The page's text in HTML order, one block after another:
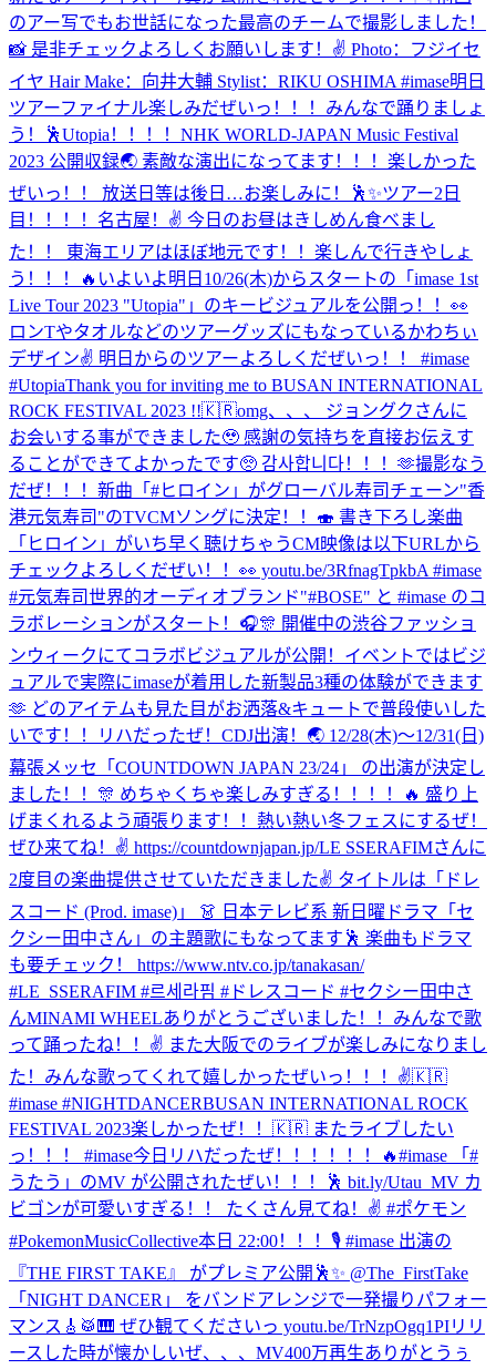
のアー写でもお世話になった最高のチームで撮影しました！
📸 是非チェックよろしくお願いします！✌️ Photo：フジイセ
イヤ Hair Make：向井大輔 Stylist：RIKU OSHIMA #imase明日
ツアーファイナル楽しみだぜいっ！！！みんなで踊りましょ
う！🕺Utopia！！！！ NHK WORLD-JAPAN Music Festival
2023 公開収録🌏 素敵な演出になってます！！！楽しかった
ぜいっ！！ 放送日等は後日…お楽しみに！🕺✨ツアー2日
目！！！！名古屋！✌️ 今日のお昼はきしめん食べまし
た！！ 東海エリアはほぼ地元です！！楽しんで行きやしょ
う！！！🔥 いよいよ明日10/26(木)からスタートの「imase 1st
Live Tour 2023 "Utopia"」のキービジュアルを公開っ！！👀
ロンTやタオルなどのツアーグッズにもなっているかわちぃ
デザイン✌ 明日からのツアーよろしくだぜいっ！！ #imase
#UtopiaThank you for inviting me to BUSAN INTERNATIONAL
ROCK FESTIVAL 2023 !!🇰🇷omg、、、 ジョングクさんに
お会いする事ができました🥹 感謝の気持ちを直接お伝えす
ることができてよかったです🥺 감사합니다！！！🫶撮影なう
だぜ！！！ 新曲「#ヒロイン」がグローバル寿司チェーン"香
港元気寿司"のTVCMソングに決定！！🍣 書き下ろし楽曲
「ヒロイン」がいち早く聴けちゃうCM映像は以下URLから
チェックよろしくだぜい！！👀 youtu.be/3RfnagTpkbA #imase
#元気寿司世界的オーディオブランド"#BOSE" と #imase のコ
ラボレーションがスタート！🎧🎊 開催中の渋谷ファッショ
ンウィークにてコラボビジュアルが公開！イベントではビジ
ュアルで実際にimaseが着用した新製品3種の体験ができます
🫶 どのアイテムも見た目がお洒落&キュートで普段使いした
いです！！
リハだったぜ！ CDJ出演！🌏 12/28(木)〜12/31(日)
幕張メッセ「COUNTDOWN JAPAN 23/24」 の出演が決定し
ました！！🎊 めちゃくちゃ楽しみすぎる！！！！🔥 盛り上
げまくれるよう頑張ります！！熱い熱い冬フェスにするぜ！
ぜひ来てね！✌️ https://countdownjapan.jp/LE SSERAFIMさんに
2度目の楽曲提供させていただきました✌️ タイトルは「ドレ
スコード (Prod. imase)」 👗 日本テレビ系 新日曜ドラマ「セ
クシー田中さん」の主題歌にもなってます🕺 楽曲もドラマ
も要チェック！ https://www.ntv.co.jp/tanakasan/
#LE_SSERAFIM #르세라핌 #ドレスコード #セクシー田中さ
んMINAMI WHEELありがとうございました！！みんなで歌
って踊ったね！！✌️ また大阪でのライブが楽しみになりまし
た！ みんな歌ってくれて嬉しかったぜいっ！！！✌️🇰🇷
#imase #NIGHTDANCERBUSAN INTERNATIONAL ROCK
FESTIVAL 2023楽しかったぜ！！🇰🇷 またライブしたい
っ！！！ #imase今日リハだったぜ！！！！！！🔥#imase 「#
うたう」のMV が公開されたぜい！！！🕺 bit.ly/Utau_MV カ
ビゴンが可愛いすぎる！！ たくさん見てね！✌️ #ポケモン
#PokemonMusicCollective本日 22:00！！！🎙️ #imase 出演の
『THE FIRST TAKE』 がプレミア公開🕺✨ @The_FirstTake
「NIGHT DANCER」 をバンドアレンジで一発撮りパフォー
マンス🎸🥁🎹 ぜひ観てくださいっ youtu.be/TrNzpOgq1PIリリ
ースした時が懐かしいぜ、、、MV400万再生ありがとうぅ